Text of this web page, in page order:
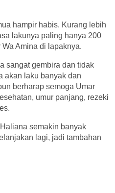
hampir habis. Kurang lebih
lakunya paling hanya 200
Amina di lapaknya.
sangat gembira dan tidak
akan laku banyak dan
berharap semoga Umar
umur panjang, rezeki
semakin banyak
lagi, jadi tambahan